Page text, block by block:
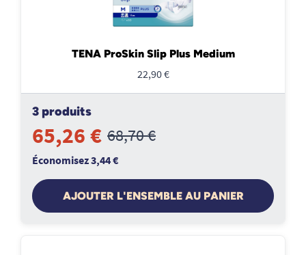
TENA ProSkin Slip Plus Medium
22,90 €
3 produits
65,26 € 68,70 €
Économisez 3,44 €
AJOUTER L'ENSEMBLE AU PANIER